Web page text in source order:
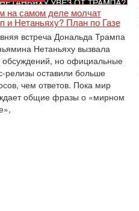
на самом деле молчат
и Нетаньяху? План по Газе
встреча Дональда Трампа
Нетаньяху вызвала
но официальные
релизы оставили больше
чем ответов. Пока мир
общие фразы о «мирном